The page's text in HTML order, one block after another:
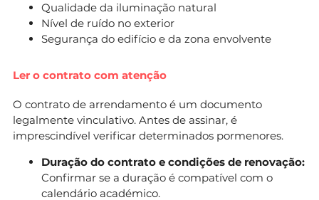
Qualidade da iluminação natural
Nível de ruído no exterior
Segurança do edifício e da zona envolvente
Ler o contrato com atenção
O contrato de arrendamento é um documento
legalmente vinculativo. Antes de assinar, é
imprescindível verificar determinados pormenores.
Duração do contrato e condições de renovação:
Confirmar se a duração é compatível com o
calendário académico.